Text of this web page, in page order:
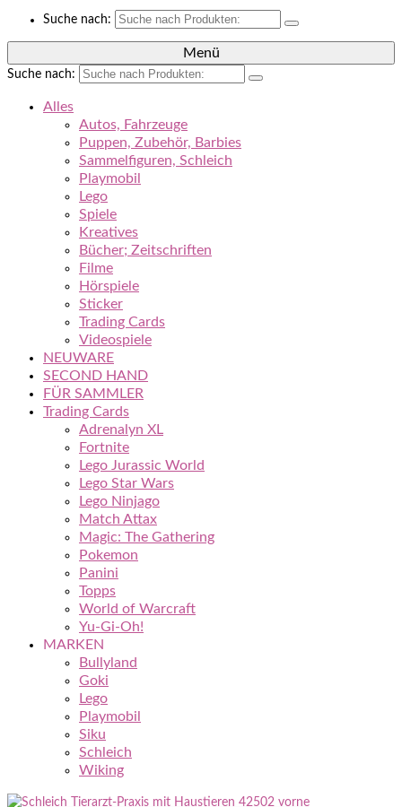
Suche nach:
Menü
Suche nach:
Alles
Autos, Fahrzeuge
Puppen, Zubehör, Barbies
Sammelfiguren, Schleich
Playmobil
Lego
Spiele
Kreatives
Bücher; Zeitschriften
Filme
Hörspiele
Sticker
Trading Cards
Videospiele
NEUWARE
SECOND HAND
FÜR SAMMLER
Trading Cards
Adrenalyn XL
Fortnite
Lego Jurassic World
Lego Star Wars
Lego Ninjago
Match Attax
Magic: The Gathering
Pokemon
Panini
Topps
World of Warcraft
Yu-Gi-Oh!
MARKEN
Bullyland
Goki
Lego
Playmobil
Siku
Schleich
Wiking